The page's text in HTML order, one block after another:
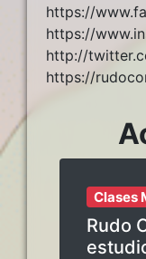
https://
https://
http://
https://
Clases
Rudo